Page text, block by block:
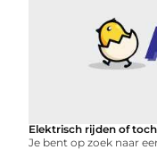
Elektrisch rijden of
Je bent op zoek naar